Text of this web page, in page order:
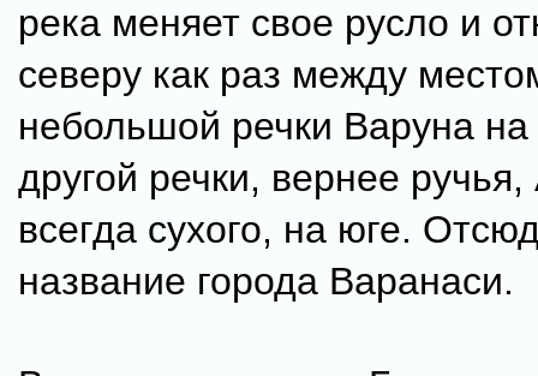
река меняет свое русло и
северу как раз между
небольшой речки Варуна на
другой речки, вернее
всегда сухого, на юге.
название города Варанаси.